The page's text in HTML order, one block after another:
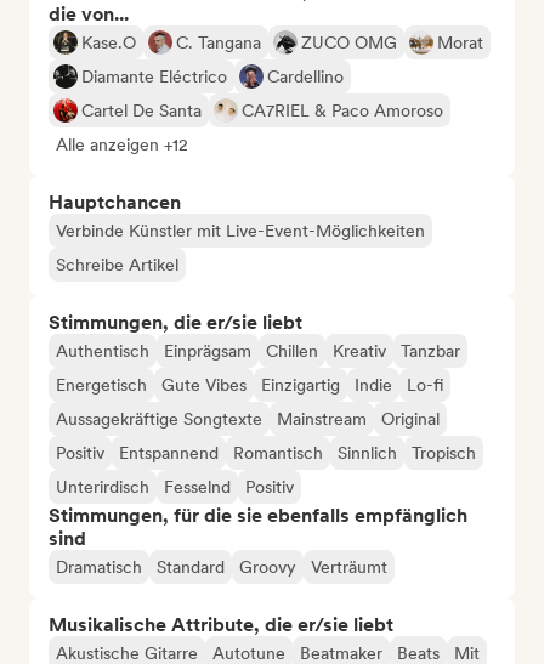
die von...
Kase.O C. Tangana ZUCO OMG
Morat
Diamante Eléctrico
Cardellino
Cartel De Santa
CA7RIEL & Paco Amoroso
Alle anzeigen +12
Hauptchancen
Verbinde Künstler mit Live-Event-Möglichkeiten
Schreibe Artikel
Stimmungen, die er/sie liebt
Authentisch Einprägsam Chillen Kreativ
Tanzbar
Energetisch
Gute Vibes Einzigartig Indie
Lo-fi
Aussagekräftige Songtexte
Mainstream
Original
Positiv
Entspannend Romantisch Sinnlich
Tropisch
Unterirdisch
Fesselnd Positiv
Stimmungen, für die sie ebenfalls empfänglich
sind
Dramatisch Standard Groovy Verträumt
Musikalische Attribute, die er/sie liebt
Akustische Gitarre Autotune Beatmaker Beats
Mit